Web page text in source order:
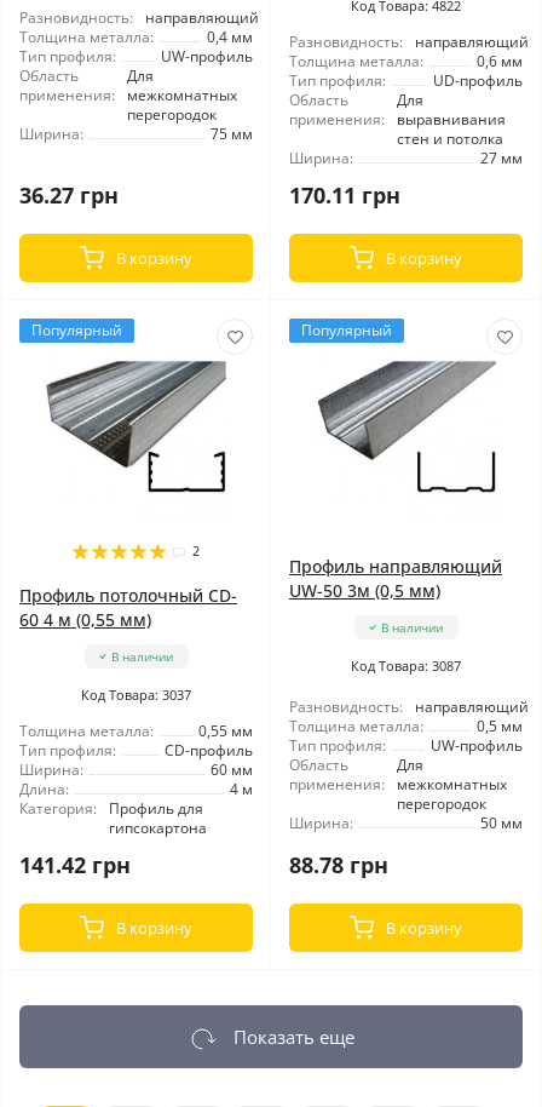
Разновидность:
направляющий
Толщина металла:
0,4 мм
Тип профиля:
UW-профиль
Область
применения:
Для
межкомнатных
перегородок
Ширина:
75 мм
36.27 грн
В корзину
Код Товара: 4822
Разновидность:
направляющий
Толщина металла:
0,6 мм
Тип профиля:
UD-профиль
Область
применения:
Для
выравнивания
стен и потолка
Ширина:
27 мм
170.11 грн
В корзину
Популярный
2
Профиль потолочный CD-
60 4 м (0,55 мм)
В наличии
Код Товара: 3037
Толщина металла:
0,55 мм
Тип профиля:
CD-профиль
Ширина:
60 мм
Длина:
4 м
Категория:
Профиль для
гипсокартона
141.42 грн
В корзину
Популярный
Профиль направляющий
UW-50 3м (0,5 мм)
В наличии
Код Товара: 3087
Разновидность:
направляющий
Толщина металла:
0,5 мм
Тип профиля:
UW-профиль
Область
применения:
Для
межкомнатных
перегородок
Ширина:
50 мм
88.78 грн
В корзину
Показать еще